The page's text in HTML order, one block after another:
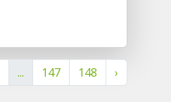
... 147 148 ›